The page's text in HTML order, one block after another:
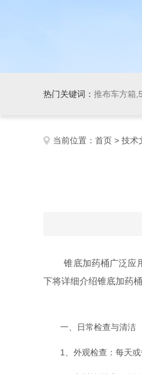
热门关键词： 推布车方箱
当前位置： 首页 > 技术
锥底加药桶广泛应用
下将详细介绍锥底加药
一、日常检查与清洁
1、外观检查：每天或每